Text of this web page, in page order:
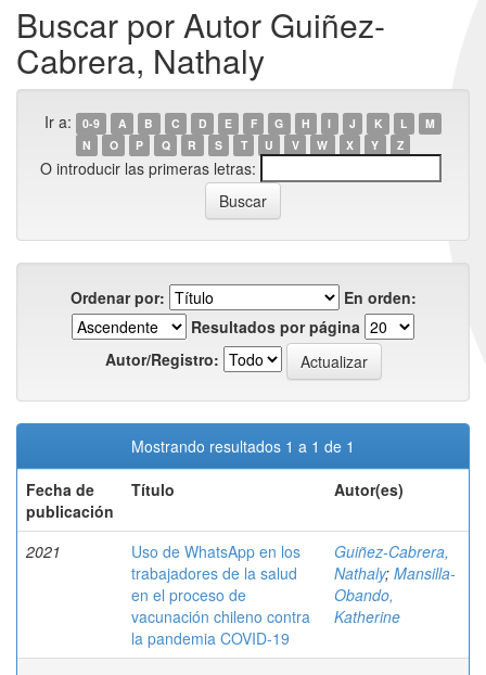
Buscar por Autor Guiñez-
Cabrera, Nathaly
Ir a: 0-9 A B C D E F G H I J K L
M
N
O P Q R S T U V W X Y Z
O introducir las primeras letras:
Ordenar por:
En orden:
Resultados por página
Autor/Registro:
Mostrando resultados 1 a 1 de 1
Fecha de
publicación
Título Autor(es)
2021
Uso de WhatsApp en los
trabajadores de la salud
en el proceso de
vacunación chileno contra
la pandemia COVID-19
Guiñez-Cabrera,
Nathaly; Mansilla-
Obando,
Katherine